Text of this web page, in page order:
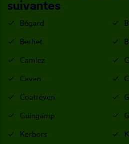
suivantes
Bégard
Berhet
Camlez
Cavan
Coatréven
Guingamp
Kerbors